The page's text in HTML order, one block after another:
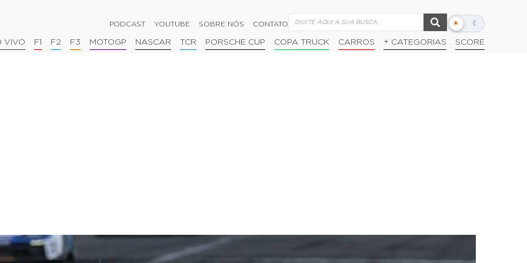
PODCAST YOUTUBE SOBRE NÓS CONTATO ☀ ☾
Alternar
escuro
VIVO F1 F2 F3 MOTOGP NASCAR TCR PORSCHE CUP COPA TRUCK CARROS + CATEGORIAS SCORE